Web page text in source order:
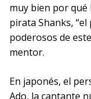
muy bien por qué
pirata Shanks,
poderosos de
mentor.
En japonés, el
Ado, la cantante